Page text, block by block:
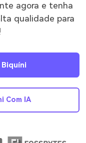
agora e tenha
qualidade para
Biquíni
Com IA